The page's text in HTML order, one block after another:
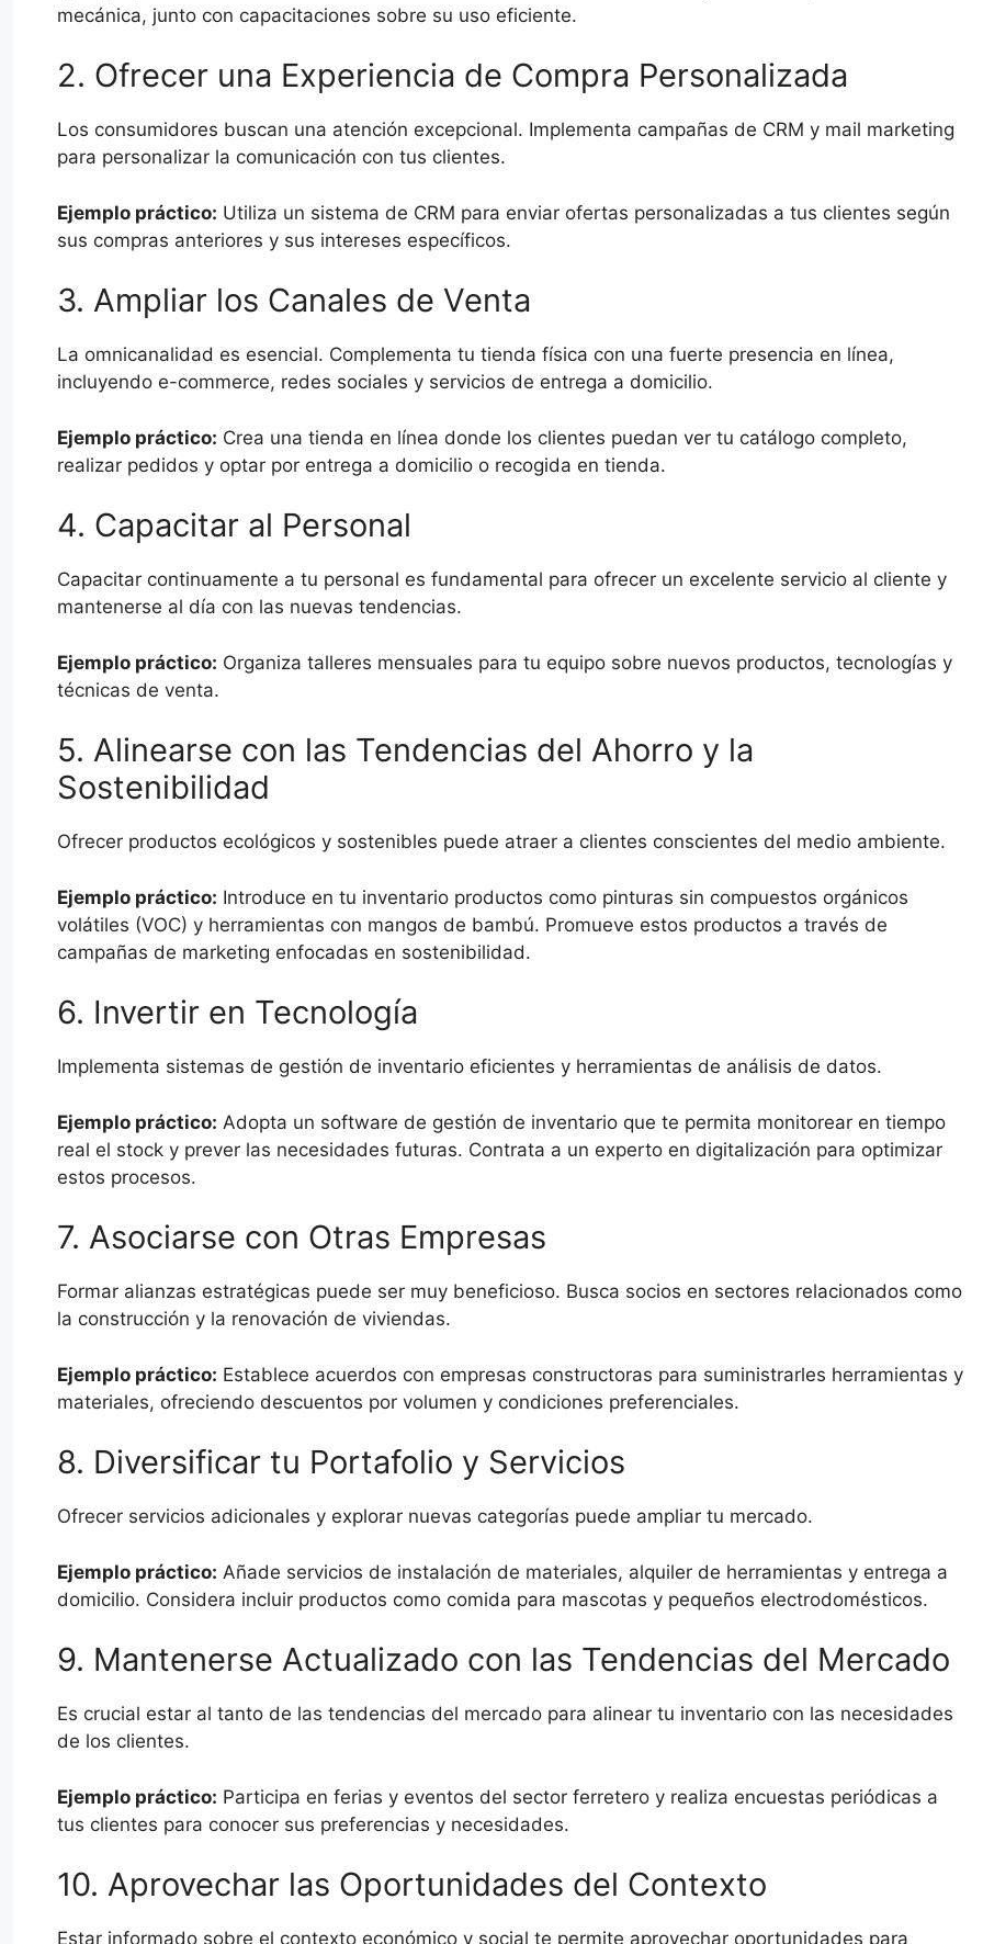
mecánica, junto con capacitaciones sobre su uso eficiente.
2. Ofrecer una Experiencia de Compra Personalizada
Los consumidores buscan una atención excepcional. Implementa campañas de CRM y mail marketing
para personalizar la comunicación con tus clientes.
Ejemplo práctico: Utiliza un sistema de CRM para enviar ofertas personalizadas a tus clientes según
sus compras anteriores y sus intereses específicos.
3. Ampliar los Canales de Venta
La omnicanalidad es esencial. Complementa tu tienda física con una fuerte presencia en línea,
incluyendo e-commerce, redes sociales y servicios de entrega a domicilio.
Ejemplo práctico: Crea una tienda en línea donde los clientes puedan ver tu catálogo completo,
realizar pedidos y optar por entrega a domicilio o recogida en tienda.
4. Capacitar al Personal
Capacitar continuamente a tu personal es fundamental para ofrecer un excelente servicio al cliente y
mantenerse al día con las nuevas tendencias.
Ejemplo práctico: Organiza talleres mensuales para tu equipo sobre nuevos productos, tecnologías y
técnicas de venta.
5. Alinearse con las Tendencias del Ahorro y la
Sostenibilidad
Ofrecer productos ecológicos y sostenibles puede atraer a clientes conscientes del medio ambiente.
Ejemplo práctico: Introduce en tu inventario productos como pinturas sin compuestos orgánicos
volátiles (VOC) y herramientas con mangos de bambú. Promueve estos productos a través de
campañas de marketing enfocadas en sostenibilidad.
6. Invertir en Tecnología
Implementa sistemas de gestión de inventario eficientes y herramientas de análisis de datos.
Ejemplo práctico: Adopta un software de gestión de inventario que te permita monitorear en tiempo
real el stock y prever las necesidades futuras. Contrata a un experto en digitalización para optimizar
estos procesos.
7. Asociarse con Otras Empresas
Formar alianzas estratégicas puede ser muy beneficioso. Busca socios en sectores relacionados como
la construcción y la renovación de viviendas.
Ejemplo práctico: Establece acuerdos con empresas constructoras para suministrarles herramientas y
materiales, ofreciendo descuentos por volumen y condiciones preferenciales.
8. Diversificar tu Portafolio y Servicios
Ofrecer servicios adicionales y explorar nuevas categorías puede ampliar tu mercado.
Ejemplo práctico: Añade servicios de instalación de materiales, alquiler de herramientas y entrega a
domicilio. Considera incluir productos como comida para mascotas y pequeños electrodomésticos.
9. Mantenerse Actualizado con las Tendencias del Mercado
Es crucial estar al tanto de las tendencias del mercado para alinear tu inventario con las necesidades
de los clientes.
Ejemplo práctico: Participa en ferias y eventos del sector ferretero y realiza encuestas periódicas a
tus clientes para conocer sus preferencias y necesidades.
10. Aprovechar las Oportunidades del Contexto
Estar informado sobre el contexto económico y social te permite aprovechar oportunidades para